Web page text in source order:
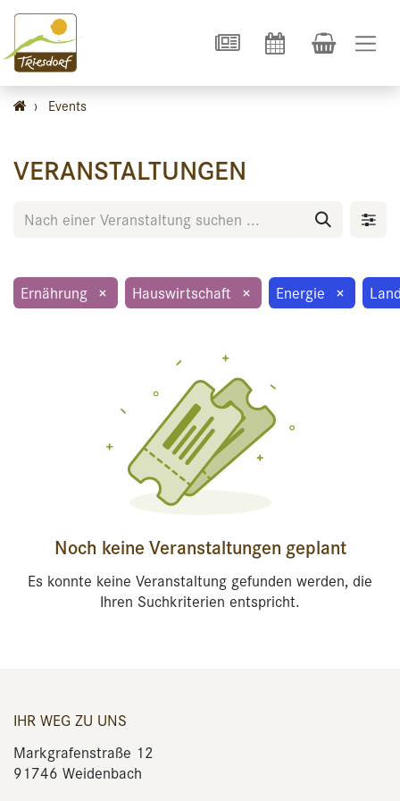
› Events
VERANSTALTUNGEN
Ernährung × Hauswirtschaft × Energie ×
Noch keine Veranstaltungen geplant
Es konnte keine Veranstaltung gefunden werden, die
Ihren Suchkriterien entspricht.
IHR WEG ZU UNS
Markgrafenstraße 12
91746 Weidenbach